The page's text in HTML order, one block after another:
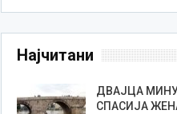
Најчитани
ДВАЈЦА
СПАСИЈА